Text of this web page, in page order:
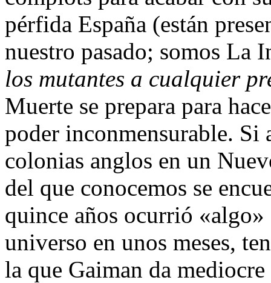
pérfida España (están
nuestro pasado; somos La
los mutantes a cualquier
Muerte se prepara para
poder inconmensurable. Si
colonias anglos en un
del que conocemos se
quince años ocurrió
universo en unos meses,
la que Gaiman da